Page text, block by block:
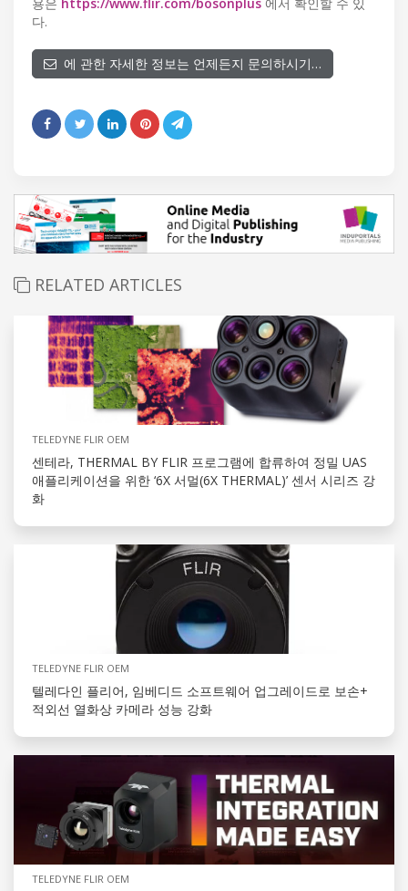
다.
에 관한 자세한 정보는 언제든지 문의하시기…
RELATED ARTICLES
TELEDYNE FLIR OEM
센테라, THERMAL BY FLIR 프로그램에 합류하여 정밀 UAS
애플리케이션을 위한 ‘6X 서멀(6X THERMAL)’ 센서 시리즈 강
화
TELEDYNE FLIR OEM
텔레다인 플리어, 임베디드 소프트웨어 업그레이드로 보손+
적외선 열화상 카메라 성능 강화
TELEDYNE FLIR OEM